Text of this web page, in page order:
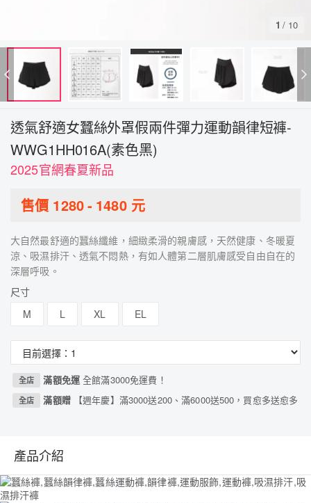
1 / 10
透氣舒適女蠶絲外罩假兩件彈力運動韻律短褲-
WWG1HH016A(素色黑)
2025官網春夏新品
售價 1280- 1480元
大自然最舒適的蠶絲纖維，細緻柔滑的親膚感，天然健康、冬暖夏
涼、吸濕排汗、透氣不悶熱，有如人體第二層肌膚感受自由自在的
深層呼吸。
尺寸
M
L XL EL
全店 滿額免運全館滿3000免運費！
全店 滿額贈 【週年慶】滿3000送200、滿6000送500，買愈多送愈多
產品介紹